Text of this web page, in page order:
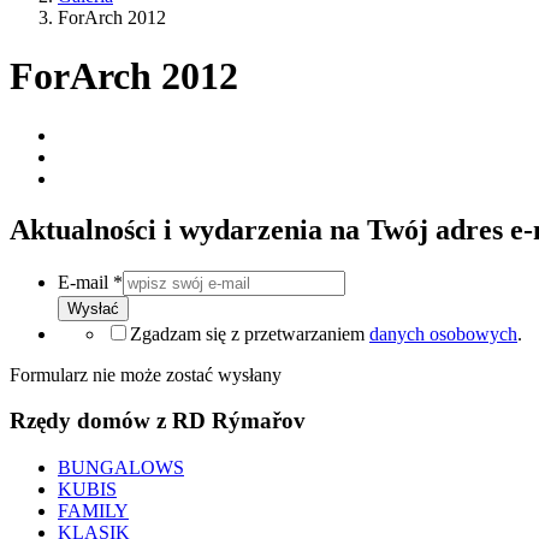
ForArch 2012
ForArch 2012
Aktualności i wydarzenia na Twój adres
E-mail *
Wysłać
Zgadzam się z przetwarzaniem danych osobowych.
Formularz nie może zostać wysłany
Rzędy domów z RD Rýmařov
BUNGALOWS
KUBIS
FAMILY
KLASIK